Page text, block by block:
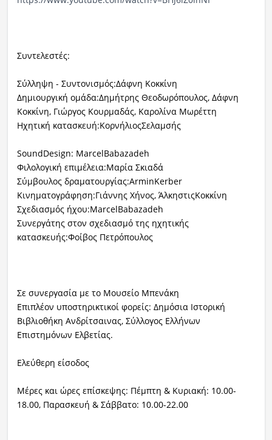
Συντελεστές:
Σύλληψη - Συντονισμός:Δάφνη Κοκκίνη
Δημιουργική ομάδα:Δημήτρης Θεοδωρόπουλος, Δάφνη
Κοκκίνη, Γιώργος Κουρμαδάς, Καρολίνα Μωρέττη
Ηχητική κατασκευή:ΚορνήλιοςΣελαμσής
SoundDesign: MarcelBabazadeh
Φιλολογική επιμέλεια:Μαρία Σκιαδά
Σύμβουλος δραματουργίας:ArminKerber
Κινηματογράφηση:Γιάννης Χήνος, ΆλκηστιςΚοκκίνη
Σχεδιασμός ήχου:MarcelBabazadeh
Συνεργάτης στον σχεδιασμό της ηχητικής
κατασκευής:Φοίβος Πετρόπουλος
Σε συνεργασία με το Μουσείο Μπενάκη
Επιπλέον υποστηρικτικοί φορείς: Δημόσια Ιστορική
Βιβλιοθήκη Ανδρίτσαινας, Σύλλογος Ελλήνων
Επιστημόνων Ελβετίας.
Ελεύθερη είσοδος
Μέρες και ώρες επίσκεψης: Πέμπτη & Κυριακή: 10.00-
18.00, Παρασκευή & Σάββατο: 10.00-22.00